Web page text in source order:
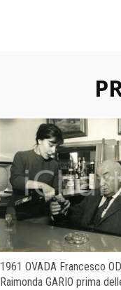
1961 OVADA Francesco
Raimonda GARIO prima